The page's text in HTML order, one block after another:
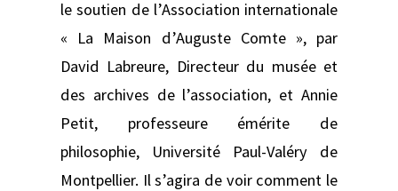
le soutien de l’Association internationale
« La Maison d’Auguste Comte », par
David Labreure, Directeur du musée et
des archives de l’association, et Annie
Petit, professeure émérite de
philosophie, Université Paul-Valéry de
Montpellier. Il s’agira de voir comment le